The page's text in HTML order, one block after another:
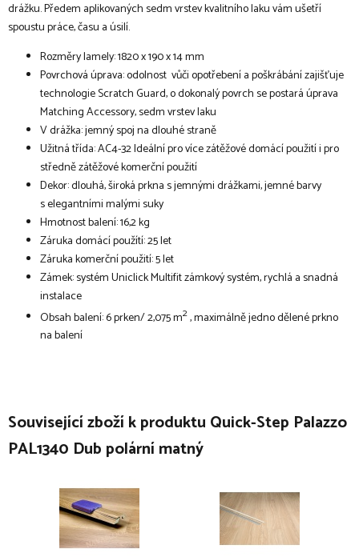
drážku. Předem aplikovaných sedm vrstev kvalitního laku vám ušetří
spoustu práce, času a úsilí.
Rozměry lamely: 1820 x 190 x 14 mm
Povrchová úprava: odolnost vůči opotřebení a poškrábání zajišťuje
technologie Scratch Guard, o dokonalý povrch se postará úprava
Matching Accessory, sedm vrstev laku
V drážka: jemný spoj na dlouhé straně
Užitná třída: AC4-32 Ideální pro více zátěžové domácí použití i pro
středně zátěžové komerční použití
Dekor: dlouhá, široká prkna s jemnými drážkami, jemné barvy
s elegantními malými suky
Hmotnost balení: 16,2 kg
Záruka domácí použítí: 25 let
Záruka komerční použití: 5 let
Zámek: systém Uniclick Multifit zámkový systém, rychlá a snadná
instalace
Obsah balení: 6 prken/ 2,075 m2, maximálně jedno dělené prkno
na balení
Související zboží k produktu Quick-Step Palazzo
PAL1340 Dub polární matný